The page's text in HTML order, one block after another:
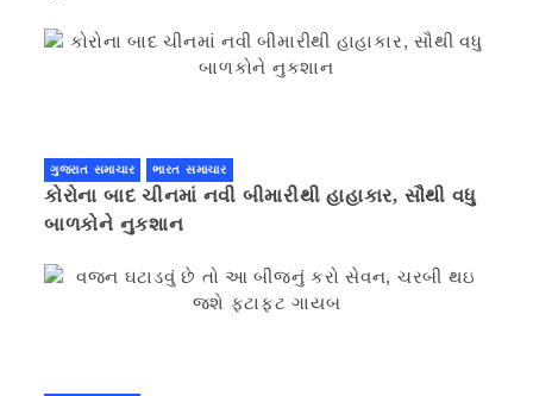
ગુજરાત સમાચાર ભારત સમાચાર
કોરોના બાદ ચીનમાં નવી બીમારીથી હાહાકાર, સૌથી વધુ
બાળકોને નુકશાન